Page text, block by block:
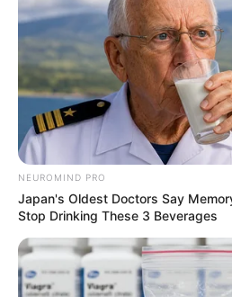
NEUROMIND PRO
Japan's Oldest Doctors Say
Stop Drinking These 3 Beverages